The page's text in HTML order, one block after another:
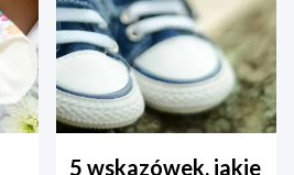
5 wskazówek, jakie